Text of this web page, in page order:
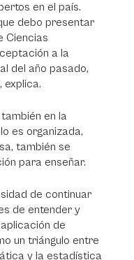
en el país.
debo presentar
Ciencias
a la
del año pasado,
explica.
en la
es organizada,
también se
para enseñar.
de continuar
de entender y
de
un triángulo entre
y la estadística